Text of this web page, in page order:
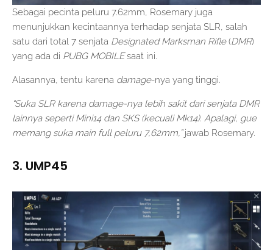
Sebagai pecinta peluru 7.62mm, Rosemary juga
menunjukkan kecintaannya terhadap senjata SLR, salah
satu dari total 7 senjata Designated Marksman Rifle(DMR)
yang ada di PUBG MOBILEsaat ini.
Alasannya, tentu karena damage-nya yang tinggi.
“Suka SLR karena damage-nya lebih sakit dari senjata DMR
lainnya seperti Mini14 dan SKS (kecuali Mk14). Apalagi, gue
memang suka main full peluru 7,62mm,”jawab Rosemary.
3. UMP45